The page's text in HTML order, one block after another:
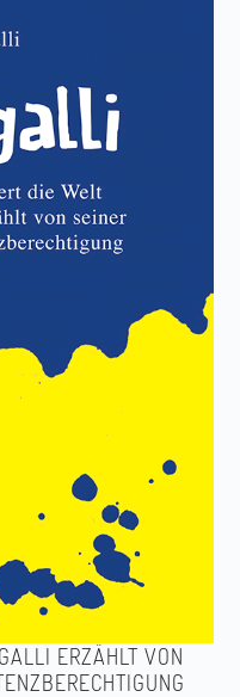
ERZÄHLT VON